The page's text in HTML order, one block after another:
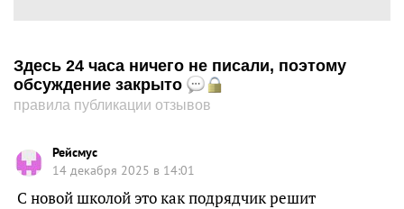
Здесь 24 часа ничего не писали, поэтому
обсуждение закрыто
правила публикации отзывов
Рейсмус
14 декабря 2025 в 14:01
С новой школой это как подрядчик решит